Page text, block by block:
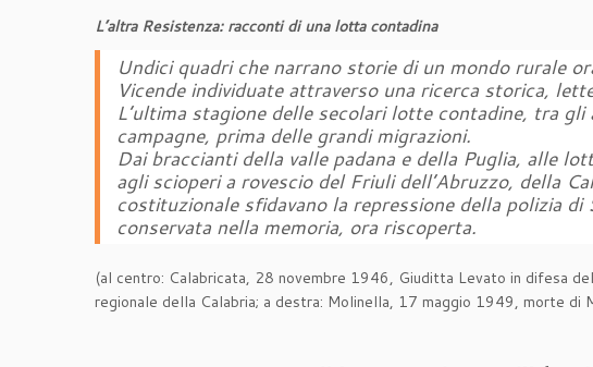
L’altra Resistenza: racconti di una lotta contadina
Undici quadri che narrano storie di un mondo rurale
Vicende individuate attraverso una ricerca storica,
L’ultima stagione delle secolari lotte contadine, tra
campagne, prima delle grandi migrazioni.
Dai braccianti della valle padana e della Puglia, alle
agli scioperi a rovescio del Friuli dell’Abruzzo, della
costituzionale sfidavano la repressione della polizia
conservata nella memoria, ora riscoperta.
(al centro: Calabricata, 28 novembre 1946, Giuditta Levato in difesa
regionale della Calabria; a destra: Molinella, 17 maggio 1949, morte di